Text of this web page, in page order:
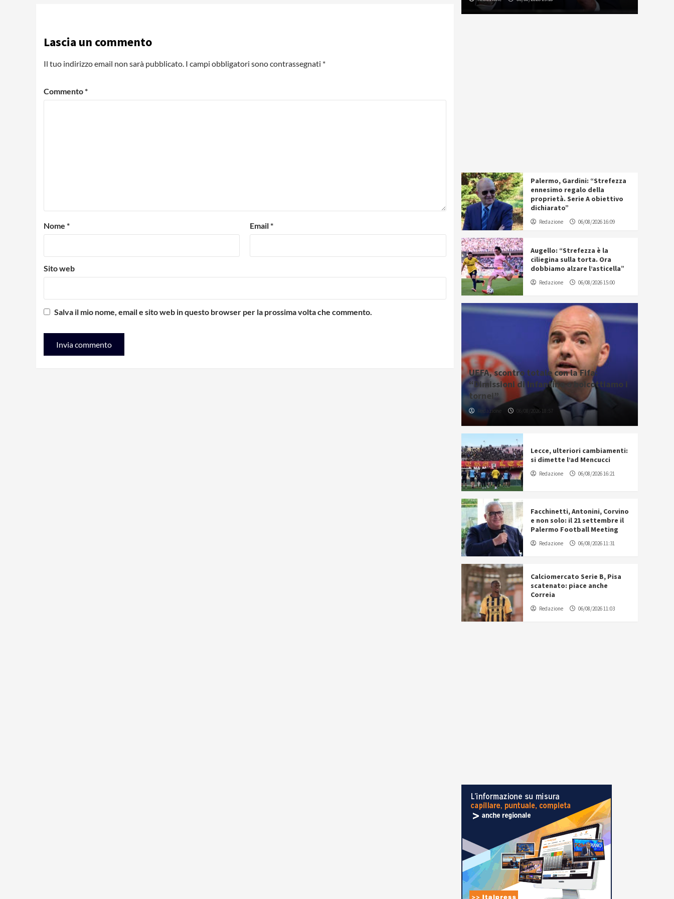
Lascia un commento
Il tuo indirizzo email non sarà pubblicato. I campi obbligatori sono contrassegnati *
Commento*
Nome * Email*
Sito web
Salva il mio nome, email e sito web in questo browser per la prossima volta che commento.
Palermo, Gardini: “Strefezza
ennesimo regalo della
proprietà. Serie A obiettivo
dichiarato”
Redazione 06/08/2026 16:09
Augello: “Strefezza è la
ciliegina sulla torta. Ora
dobbiamo alzare l’asticella”
Redazione 06/08/2026 15:00
UEFA, scontro totale con la Fifa:
“Dimissioni di Infantino o boicottiamo i
tornei”
Redazione 06/08/2026 18:57
Lecce, ulteriori cambiamenti:
si dimette l’ad Mencucci
Redazione 06/08/2026 16:21
Facchinetti, Antonini, Corvino
e non solo: il 21 settembre il
Palermo Football Meeting
Redazione 06/08/2026 11:31
Calciomercato Serie B, Pisa
scatenato: piace anche
Correia
Redazione 06/08/2026 11:03